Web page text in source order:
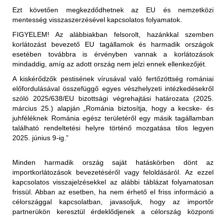
Ezt követően megkezdődhetnek az EU és nemzetközi
mentesség visszaszerzésével kapcsolatos folyamatok.
FIGYELEM! Az alábbiakban felsorolt, hazánkkal szemben
korlátozást bevezető EU tagállamok és harmadik országok
esetében továbbra is érvényben vannak a korlátozások
mindaddig, amíg az adott ország nem jelzi ennek ellenkezőjét.
A kiskérődzők pestisének vírusával való fertőzöttség romániai
előfordulásával összefüggő egyes vészhelyzeti intézkedésekről
szóló 2025/638/EU bizottsági végrehajtási határozata (2025.
március 25.) alapján „Románia biztosítja, hogy a kecske- és
juhféléknek Románia egész területéről egy másik tagállamban
található rendeltetési helyre történő mozgatása tilos legyen
2025. június 9-ig.”
Minden harmadik ország saját hatáskörben dönt az
importkorlátozások bevezetéséről vagy feloldásáról. Az ezzel
kapcsolatos visszajelzésekkel az alábbi táblázat folyamatosan
frissül. Abban az esetben, ha nem érhető el friss információ a
célországgal kapcsolatban, javasoljuk, hogy az importőr
partnerükön keresztül érdeklődjenek a célország központi
Korlátozott terület:
Magyarország teljes területe (2025.01.29-én érkezett
értesítés alapján)
Korlátozott állat/ termék:
2025.01.29-től kezdődően:
Az Egyesült Királyság ideiglenes korlátozásokat
vezetett be Magyarország teljes területéről Nagy-
behozatalára. A korlátozás kiterjed:
- élő juh- és kecskék
- juhok és kecskék szaporítóanyagai (sperma,
embriók, petesejtek)
- juh- és kecsketej és nyers tejtermékek
- juh és kecske termékek személyes, utasforgalmi
a nem hőkezelt vörös hús és az abból készült termékek
(juh- és kecskehús) behozatala a nem fertőzött
szerint) megengedett, feltéve, hogy az exportáló ország
illetékes hatóságai állategészségügyi bizonyítványban
igazolják az alábbiakat:
"Az élő állatok, amelyekből a hús származik, az
Állategészségügyi Világszervezet (WOAH) által
elismert PPR-mentes övezetből származnak,".
vagy
"Az élő állatok, amelyekből a hús származik, a
klinikai tüneteit."
a nem hőkezelt (juh- és kecske)tej és az abból készült
termékek behozatala a nem fertőzött területekről (az első
közigazgatási egység "vármegye" szerint) megengedett,
feltéve, hogy az exportáló ország illetékes hatóságai
Korlátozott terület: